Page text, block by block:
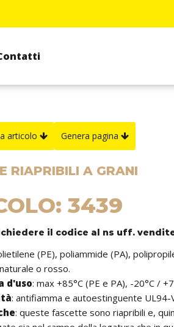
articolo Genera pagina
RIAPRIBILI A GRANI
3439
il codice al ns uff.
(PE), poliammide (PA),
o rosso.
d'uso: max +85°C (PE e PA), -20°C /
: antifiamma e autoestinguente UL94-
: queste fascette sono riapribili e,